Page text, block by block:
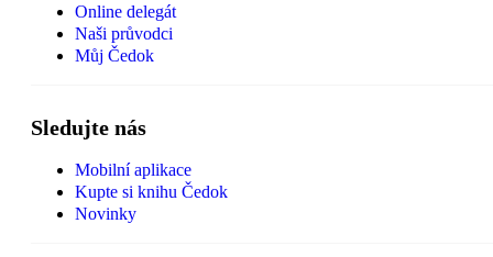
Online delegát
Naši průvodci
Můj Čedok
Sledujte nás
Mobilní aplikace
Kupte si knihu Čedok
Novinky